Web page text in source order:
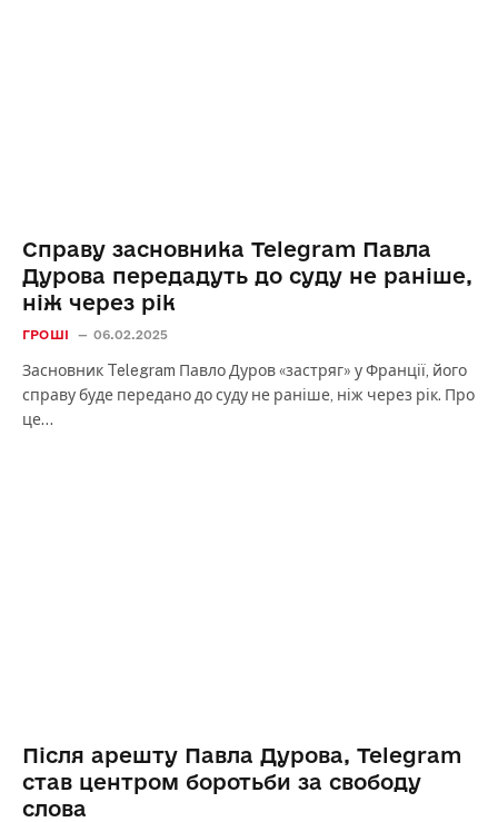
Cправу засновника Telegram Павла
Дурова передадуть до суду не раніше,
ніж через рік
ГРОШІ 06.02.2025
Засновник Telegram Павло Дуров «застряг» у Франції, його
справу буде передано до суду не раніше, ніж через рік. Про
це…
Після арешту Павла Дурова, Telegram
став центром боротьби за свободу
слова